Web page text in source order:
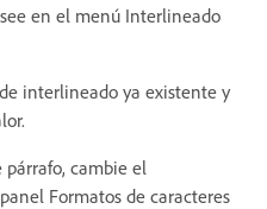
en el menú Interlineado
interlineado ya existente y
cambie el
Formatos de caracteres